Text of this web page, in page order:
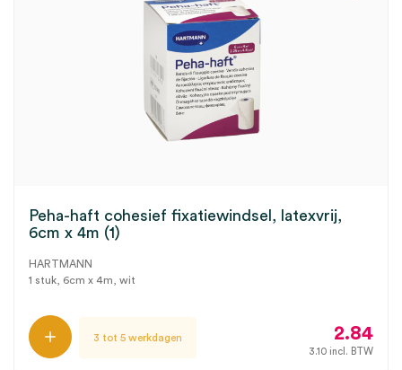
Peha-haft cohesief fixatiewindsel, latexvrij,
6cm x 4m (1)
HARTMANN
1 stuk, 6cm x 4m, wit
3 tot 5 werkdagen 2.84
3.10 incl. BTW